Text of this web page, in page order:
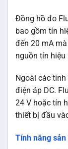
Đồng hồ đo
bao gồm tín
đến 20 mA
nguồn tín
Ngoài các
điện áp DC.
24 V hoặc tín
thiết bị đầu
Tính năng sản